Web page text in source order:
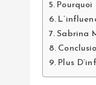
Sabrina
Plus